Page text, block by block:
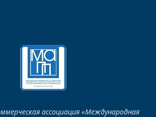
ассоциация «Международная